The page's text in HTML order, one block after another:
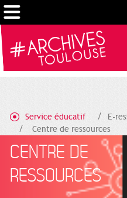
Service éducatif
E-
Centre de ressources
CENTRE DE
RESSOURCES
Gestion de vos préférences